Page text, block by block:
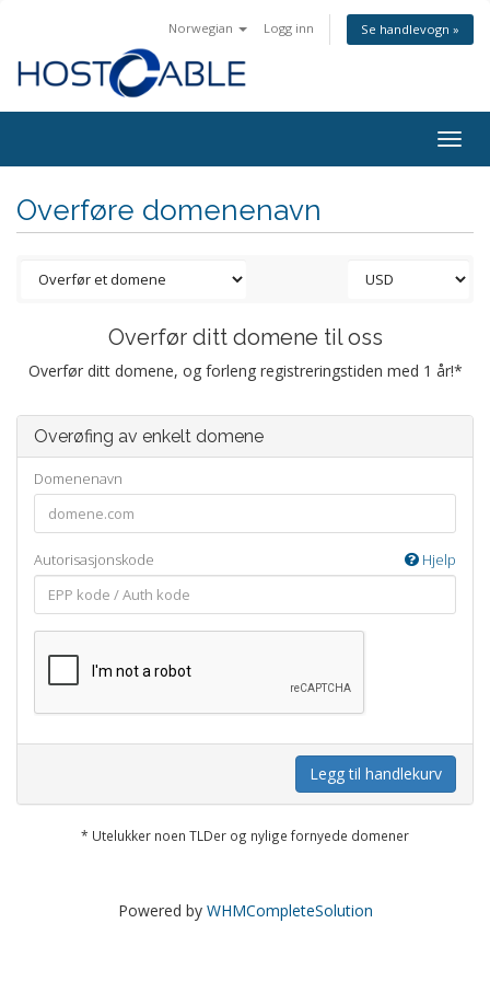
Norwegian Logg inn Se handlevogn »
Overføre domenenavn
Overfør ditt domene til oss
Overfør ditt domene, og forleng registreringstiden med 1 år!*
Overøfing av enkelt domene
Domenenavn
Autorisasjonskode Hjelp
Legg til handlekurv
* Utelukker noen TLDer og nylige fornyede domener
Powered by WHMCompleteSolution